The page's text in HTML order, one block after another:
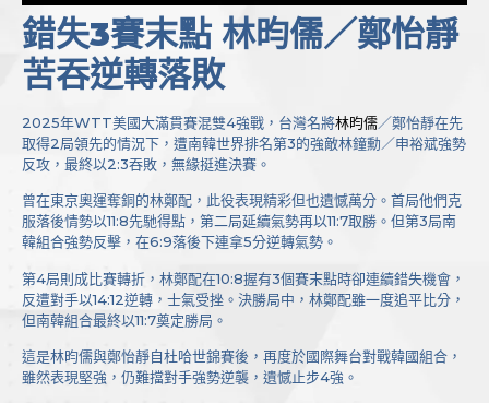
錯失3賽末點 林昀儒／鄭怡靜
苦吞逆轉落敗
2025年WTT美國大滿貫賽混雙4強戰，台灣名將林昀儒／鄭怡靜在先
取得2局領先的情況下，遭南韓世界排名第3的強敵林鐘勳／申裕斌強勢
反攻，最終以2:3吞敗，無緣挺進決賽。
曾在東京奧運奪銅的林鄭配，此役表現精彩但也遺憾萬分。首局他們克
服落後情勢以11:8先馳得點，第二局延續氣勢再以11:7取勝。但第3局南
韓組合強勢反擊，在6:9落後下連拿5分逆轉氣勢。
第4局則成比賽轉折，林鄭配在10:8握有3個賽末點時卻連續錯失機會，
反遭對手以14:12逆轉，士氣受挫。決勝局中，林鄭配雖一度追平比分，
但南韓組合最終以11:7奠定勝局。
這是林昀儒與鄭怡靜自杜哈世錦賽後，再度於國際舞台對戰韓國組合，
雖然表現堅強，仍難擋對手強勢逆襲，遺憾止步4強。